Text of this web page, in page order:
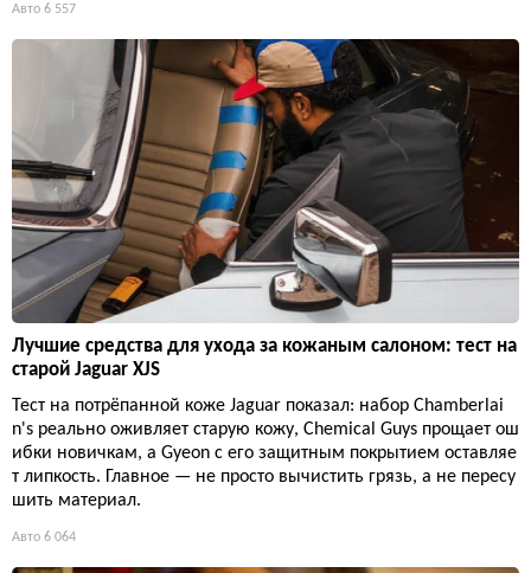
Авто 6 557
Лучшие средства для ухода за кожаным салоном: тест на
старой Jaguar XJS
Тест на потрёпанной коже Jaguar показал: набор Chamberlai
n's реально оживляет старую кожу, Chemical Guys прощает ош
ибки новичкам, а Gyeon с его защитным покрытием оставляе
т липкость. Главное — не просто вычистить грязь, а не пересу
шить материал.
Авто 6 064